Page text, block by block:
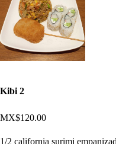
Kibi 2
MX$120.00
1/2 california surimi